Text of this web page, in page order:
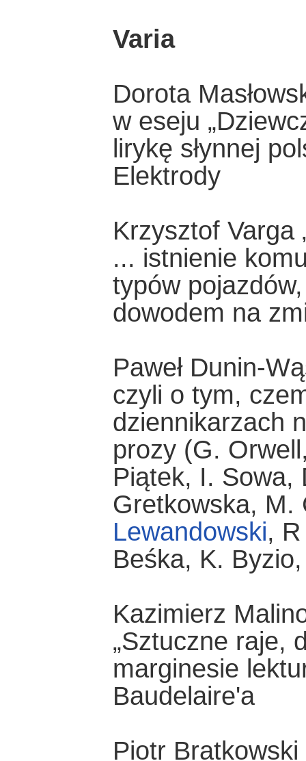
Varia
Dorota
w eseju
lirykę słynnej
Elektrody
Krzysztof Varga
... istnienie
typów
dowodem na
Paweł Dunin-
czyli o tym,
dziennikarzach
prozy (G.
Piątek, I. Sowa,
Gretkowska, M.
Lewandowski,
Beśka, K.
Kazimierz
„Sztuczne raje,
marginesie
Baudelaire'a
Piotr Bratkowski